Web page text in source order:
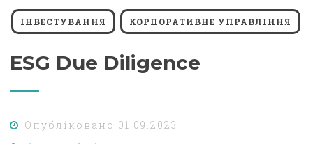
ІНВЕСТУВАННЯ КОРПОРАТИВНЕ УПРАВЛІННЯ
ESG Due Diligence
Опубліковано 01.09.2023